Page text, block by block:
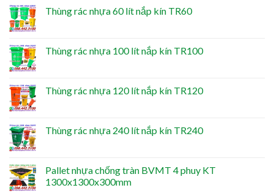
Thùng rác nhựa 60 lít nắp kín TR60
Thùng rác nhựa 100 lít nắp kín TR100
Thùng rác nhựa 120 lít nắp kín TR120
Thùng rác nhựa 240 lít nắp kín TR240
Pallet nhựa chống tràn BVMT 4 phuy KT
1300x1300x300mm